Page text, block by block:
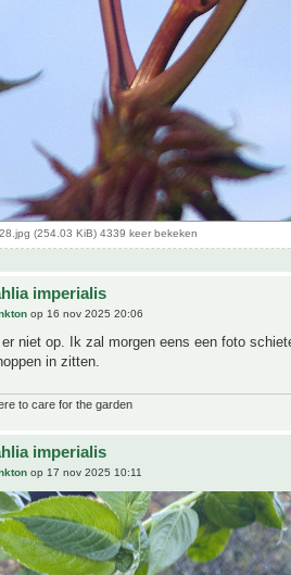
(254.03 KiB) 4339 keer bekeken
imperialis
op 16 nov 2025 20:06
niet op. Ik zal morgen eens een foto
in zitten.
to care for the garden
imperialis
op 17 nov 2025 10:11